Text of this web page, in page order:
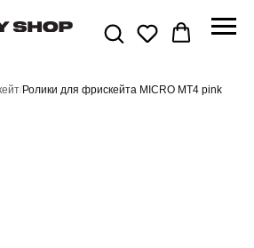
/Ролики для фрискейта MICRO MT4 pink